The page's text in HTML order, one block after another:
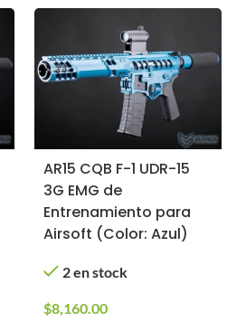
AR15 CQB F-1 UDR-15
3G EMG de
Entrenamiento para
Airsoft (Color: Azul)
2 en stock
$8,160.00